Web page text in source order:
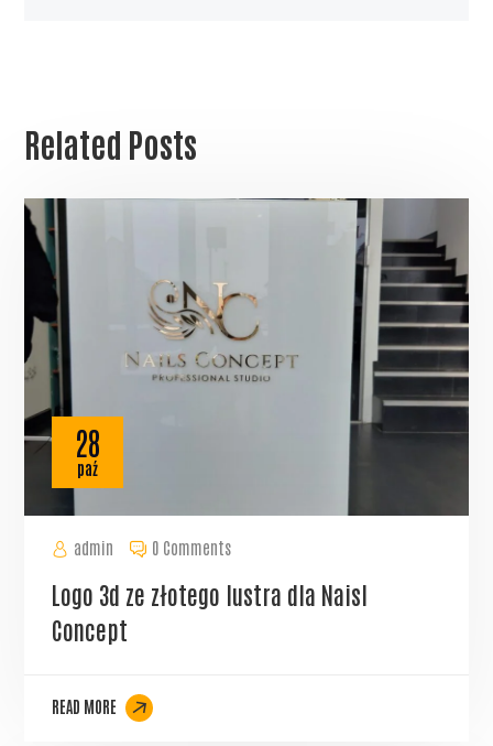
Related Posts
admin
28
paź
0 Comments
Logo 3d ze złotego lustra dla Naisl
Concept
READ MORE